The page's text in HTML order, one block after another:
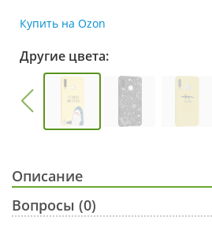
Купить на Ozon
Другие цвета:
Описание
Вопросы (0)